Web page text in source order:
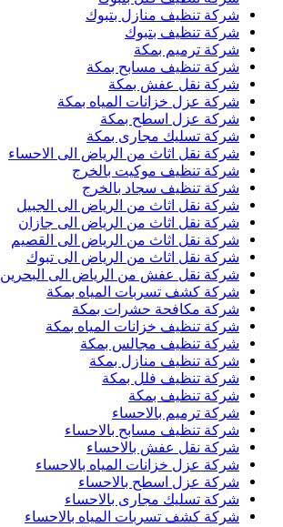
شركة تنظيف منازل بتبوك
شركة تنظيف بتبوك
شركة ترميم بمكة
شركة تنظيف مسابح بمكة
شركة نقل عفش بمكة
شركة عزل خزانات المياه بمكة
شركة عزل اسطح بمكة
شركة تسليك مجارى بمكة
شركة نقل اثاث من الرياض الى الاحساء
شركة تنظيف موكيت بالخرج
شركة تنظيف سجاد بالخرج
شركة نقل اثاث من الرياض الى الجبيل
شركة نقل اثاث من الرياض الى جازان
شركة نقل اثاث من الرياض الى القصيم
شركة نقل اثاث من الرياض الى تبوك
شركة نقل عفش من الرياض الى البحرين
شركة كشف تسربات المياه بمكة
شركة مكافحة حشرات بمكة
شركة تنظيف خزانات المياه بمكة
شركة تنظيف مجالس بمكة
شركة تنظيف منازل بمكة
شركة تنظيف فلل بمكة
شركة تنظيف بمكة
شركة ترميم بالاحساء
شركة تنظيف مسابح بالاحساء
شركة نقل عفش بالاحساء
شركة عزل خزانات المياه بالاحساء
شركة عزل اسطح بالاحساء
شركة تسليك مجارى بالاحساء
شركة كشف تسربات المياه بالاحساء